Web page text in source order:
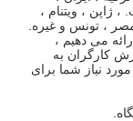
ژاپن ، ویتنام ،
، تونس و غیره.
می دهیم ،
کارگران به
نیاز شما برای